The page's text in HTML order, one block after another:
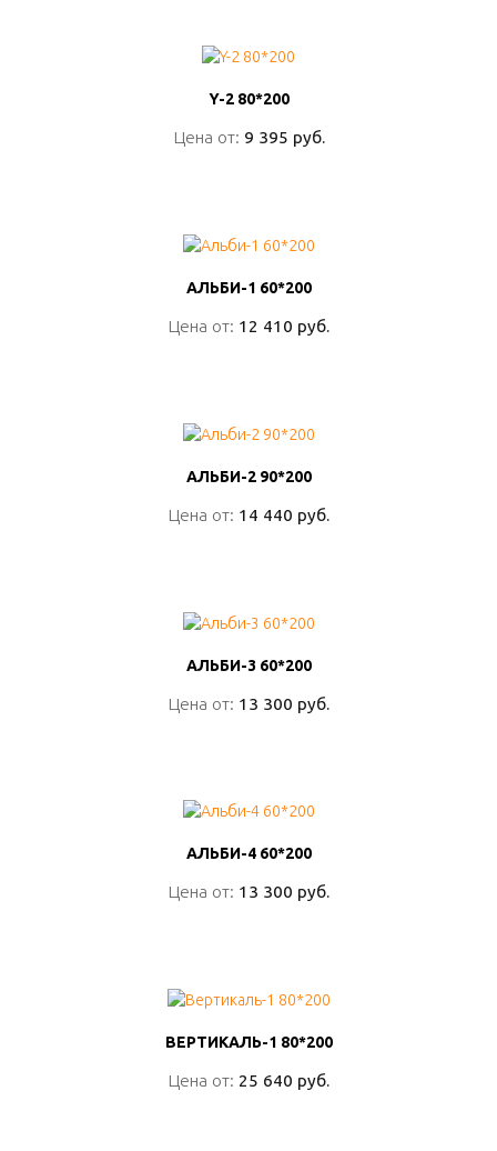
Y-2 80*200
Цена от: 9 395 руб.
Y-2 80*200
Цена от: 9 395 руб.
АЛЬБИ-1 60*200
Цена от: 12 410 руб.
АЛЬБИ-1 60*200
Цена от: 12 410 руб.
АЛЬБИ-2 90*200
Цена от: 14 440 руб.
АЛЬБИ-2 90*200
Цена от: 14 440 руб.
АЛЬБИ-3 60*200
Цена от: 13 300 руб.
АЛЬБИ-3 60*200
Цена от: 13 300 руб.
АЛЬБИ-4 60*200
Цена от: 13 300 руб.
АЛЬБИ-4 60*200
Цена от: 13 300 руб.
ВЕРТИКАЛЬ-1 80*200
Цена от: 25 640 руб.
ВЕРТИКАЛЬ-1 80*200
Цена от: 25 640 руб.